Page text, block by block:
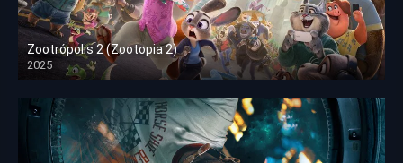
Zootrópolis 2 (Zootopia 2)
2025
HD 1080p